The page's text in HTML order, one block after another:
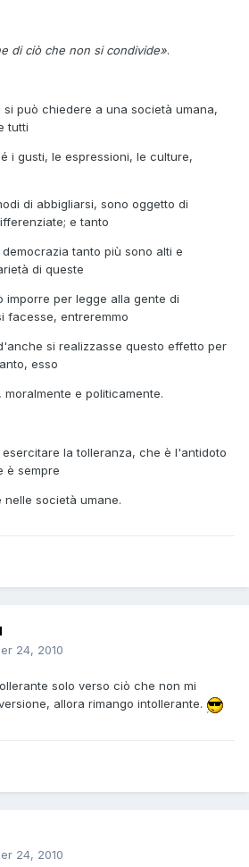
di ciò che non si condivide».
si può chiedere a una società umana,
tutti
i gusti, le espressioni, le culture,
di abbigliarsi, sono oggetto di
e tanto
tanto più sono alti e
di queste
imporre per legge alla gente di
facesse, entreremmo
si realizzasse questo effetto per
esso
e politicamente.
la tolleranza, che è l'antidoto
è sempre
società umane.
24, 2010
solo verso ciò che non mi
allora rimango intollerante.
24, 2010